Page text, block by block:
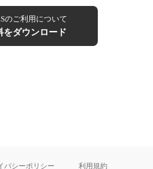
のご利用について
をダウンロード
バシーポリシー 利用規約